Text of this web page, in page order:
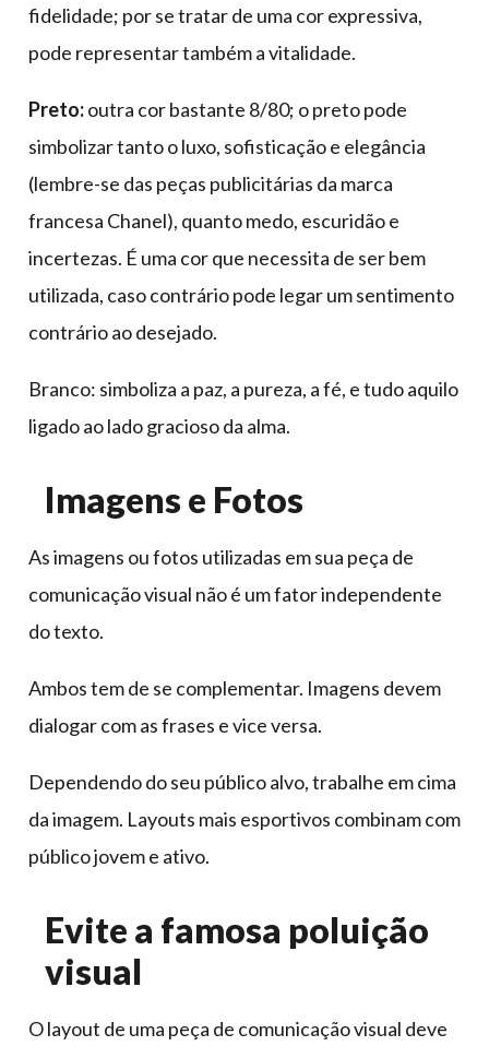
fidelidade; por se tratar de uma cor expressiva,
pode representar também a vitalidade.
Preto:outra cor bastante 8/80; o preto pode
simbolizar tanto o luxo, sofisticação e elegância
(lembre-se das peças publicitárias da marca
francesa Chanel), quanto medo, escuridão e
incertezas. É uma cor que necessita de ser bem
utilizada, caso contrário pode legar um sentimento
contrário ao desejado.
Branco: simboliza a paz, a pureza, a fé, e tudo aquilo
ligado ao lado gracioso da alma.
Imagens e Fotos
As imagens ou fotos utilizadas em sua peça de
comunicação visual não é um fator independente
do texto.
Ambos tem de se complementar. Imagens devem
dialogar com as frases e vice versa.
Dependendo do seu público alvo, trabalhe em cima
da imagem. Layouts mais esportivos combinam com
público jovem e ativo.
Evite a famosa poluição
visual
O layout de uma peça de comunicação visual deve